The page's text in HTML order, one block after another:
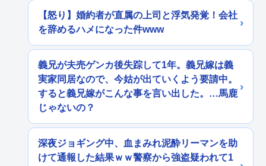
【怒り】婚約者が直属の上司と浮気発覚！会社
を辞めるハメになった件www
義兄が夫売ゲンカ後失踪して1年。義兄嫁は義
実家同居なので、今姑が出ていくよう要請中。
すると義兄嫁がこんな事を言い出した。…馬鹿
じゃないの？
深夜ジョギング中、血まみれ泥酔リーマンを助
けて通報した結果ｗｗ警察から強盗疑われて1